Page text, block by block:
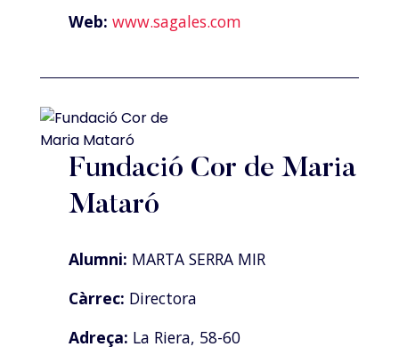
Web: www.sagales.com
Fundació Cor de Maria
Mataró
Alumni: MARTA SERRA MIR
Càrrec: Directora
Adreça: La Riera, 58-60